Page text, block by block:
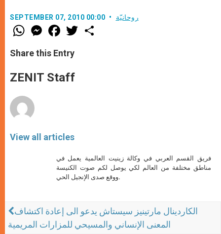
SEPTEMBER 07, 2010 00:00 روحانيّة
W
h
t
s
p
p
M
e
s
e
g
e
F
a
e
b
o
k
w
Share this Entry
ZENIT Staff
View all articles
فريق القسم العربي في وكالة زينيت العالمية يعمل في
مناطق مختلفة من العالم لكي يوصل لكم صوت الكنيسة
ووقع صدى الإنجيل الحي.
الكاردينال مارتينيز سيستاش يدعو الى إعادة اكتشاف
المعنى الإنساني والمسيحي للمزارات المريمية